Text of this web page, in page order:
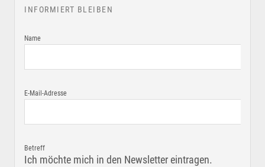
INFORMIERT BLEIBEN
Name
E-Mail-Adresse
Betreff
Ich möchte mich in den Newsletter eintragen.